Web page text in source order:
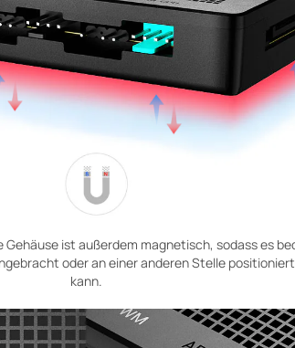
Gehäuse ist außerdem magnetisch, sodass es
oder an einer anderen Stelle
kann.